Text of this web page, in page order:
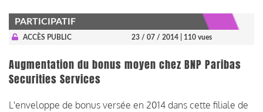
PARTICIPATIF
ACCÈS PUBLIC 23 / 07 / 2014 | 110 vues
Augmentation du bonus moyen chez BNP Paribas
Securities Services
L'enveloppe de bonus versée en 2014 dans cette filiale de